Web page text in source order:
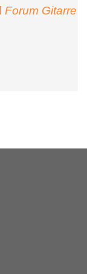
Forum Gitarre